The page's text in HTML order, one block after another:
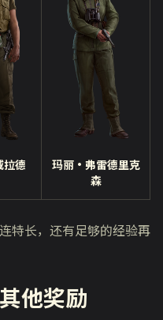
德
玛丽·弗雷德里克
森
特长，还有足够的经验再
他奖励